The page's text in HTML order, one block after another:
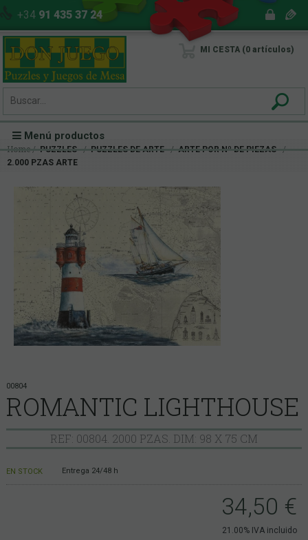
+34 91 435 37 24
MI CESTA 0 artículos
Menú productos
Home PUZZLES PUZZLES DE ARTE
ARTE POR Nº DE PIEZAS
2.000 PZAS ARTE
00804
ROMANTIC LIGHTHOUSE
REF: 00804. 2000 PZAS. DIM: 98 X 75 CM
EN STOCK Entrega 24/48 h
34,50 €
21.00% IVA incluido